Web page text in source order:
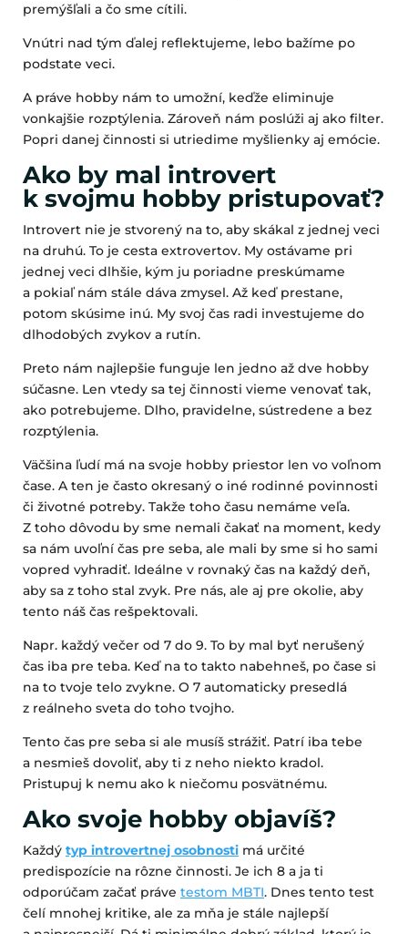
premýšľali a čo sme cítili.
Vnútri nad tým ďalej reflektujeme, lebo bažíme po
podstate veci.
A práve hobby nám to umožní, keďže eliminuje
vonkajšie rozptýlenia. Zároveň nám poslúži aj ako filter.
Popri danej činnosti si utriedime myšlienky aj emócie.
Ako by mal introvert
k svojmu hobby pristupovať?
Introvert nie je stvorený na to, aby skákal z jednej veci
na druhú. To je cesta extrovertov. My ostávame pri
jednej veci dlhšie, kým ju poriadne preskúmame
a pokiaľ nám stále dáva zmysel. Až keď prestane,
potom skúsime inú. My svoj čas radi investujeme do
dlhodobých zvykov a rutín.
Preto nám najlepšie funguje len jedno až dve hobby
súčasne. Len vtedy sa tej činnosti vieme venovať tak,
ako potrebujeme. Dlho, pravidelne, sústredene a bez
rozptýlenia.
Väčšina ľudí má na svoje hobby priestor len vo voľnom
čase. A ten je často okresaný o iné rodinné povinnosti
či životné potreby. Takže toho času nemáme veľa.
Z toho dôvodu by sme nemali čakať na moment, kedy
sa nám uvoľní čas pre seba, ale mali by sme si ho sami
vopred vyhradiť. Ideálne v rovnaký čas na každý deň,
aby sa z toho stal zvyk. Pre nás, ale aj pre okolie, aby
tento náš čas rešpektovali.
Napr. každý večer od 7 do 9. To by mal byť nerušený
čas iba pre teba. Keď na to takto nabehneš, po čase si
na to tvoje telo zvykne. O 7 automaticky presedlá
z reálneho sveta do toho tvojho.
Tento čas pre seba si ale musíš strážiť. Patrí iba tebe
a nesmieš dovoliť, aby ti z neho niekto kradol.
Pristupuj k nemu ako k niečomu posvätnému.
Ako svoje hobby objavíš?
Každý typ introvertnej osobnosti má určité
predispozície na rôzne činnosti. Je ich 8 a ja ti
odporúčam začať práve testom MBTI. Dnes tento test
čelí mnohej kritike, ale za mňa je stále najlepší